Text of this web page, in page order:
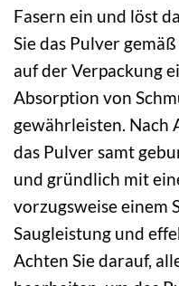
Fasern ein und löst
Sie das Pulver
auf der Verpackung
Absorption von
gewährleisten.
das Pulver samt
und gründlich mit
vorzugsweise einem
Saugleistung und
Achten Sie darauf,